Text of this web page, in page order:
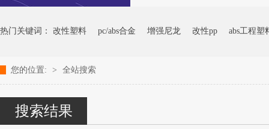
改性塑料颗粒、染色塑料颗粒生产厂家---- 青岛中新华美塑料有限公司
热门关键词： 改性塑料 pc/abs合金 增强尼龙 改性pp abs工程塑
您的位置: > 全站搜索
搜索结果